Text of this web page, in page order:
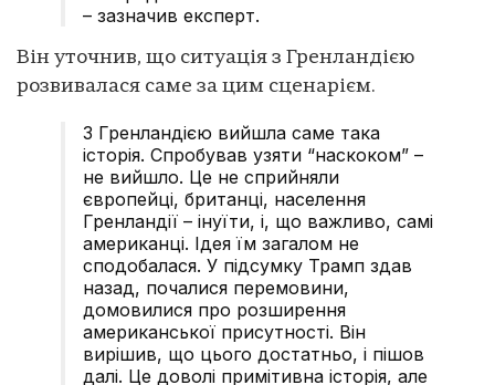
– зазначив експерт.
Він уточнив, що ситуація з Гренландією
розвивалася саме за цим сценарієм.
З Гренландією вийшла саме така
історія. Спробував узяти “наскоком” –
не вийшло. Це не сприйняли
європейці, британці, населення
Гренландії – інуїти, і, що важливо, самі
американці. Ідея їм загалом не
сподобалася. У підсумку Трамп здав
назад, почалися перемовини,
домовилися про розширення
американської присутності. Він
вирішив, що цього достатньо, і пішов
далі. Це доволі примітивна історія, але